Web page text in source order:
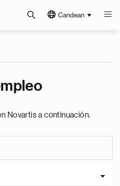
Candean
Novartis a continuación.